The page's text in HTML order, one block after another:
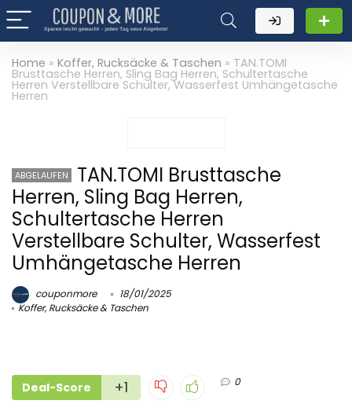
Home » Koffer, Rucksäcke & Taschen » TAN.TOMI
Brusttasche Herren, Sling Bag Herren, Schultertasche
Herren Verstellbare Schulter, Wasserfest Umhängetasche
Herren
ABGELAUFEN
TAN.TOMI Brusttasche
Herren, Sling Bag Herren,
Schultertasche Herren
Verstellbare Schulter, Wasserfest
Umhängetasche Herren
couponmore
18/01/2025
Koffer, Rucksäcke & Taschen
Deal-Score +1 0